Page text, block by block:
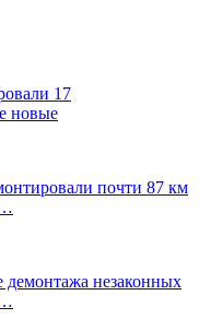
17
новые
почти 87 км
демонтажа незаконных